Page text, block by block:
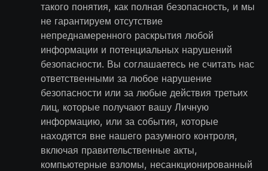
такого понятия, как полная безопасность, и мы
не гарантируем отсутствие
непреднамеренного раскрытия любой
информации и потенциальных нарушений
безопасности. Вы соглашаетесь не считать нас
ответственными за любое нарушение
безопасности или за любые действия третьих
лиц, которые получают вашу Личную
информацию, или за события, которые
находятся вне нашего разумного контроля,
включая правительственные акты,
компьютерные взломы, несанкционированный